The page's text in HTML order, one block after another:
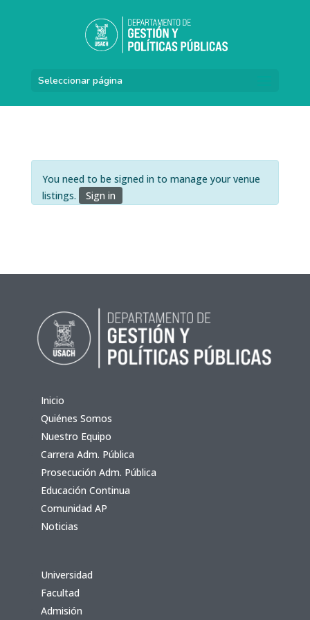
Seleccionar página
You need to be signed in to manage your venue
listings.
Sign in
Inicio
Quiénes Somos
Nuestro Equipo
Carrera Adm. Pública
Prosecución Adm. Pública
Educación Continua
Comunidad AP
Noticias
Universidad
Facultad
Admisión